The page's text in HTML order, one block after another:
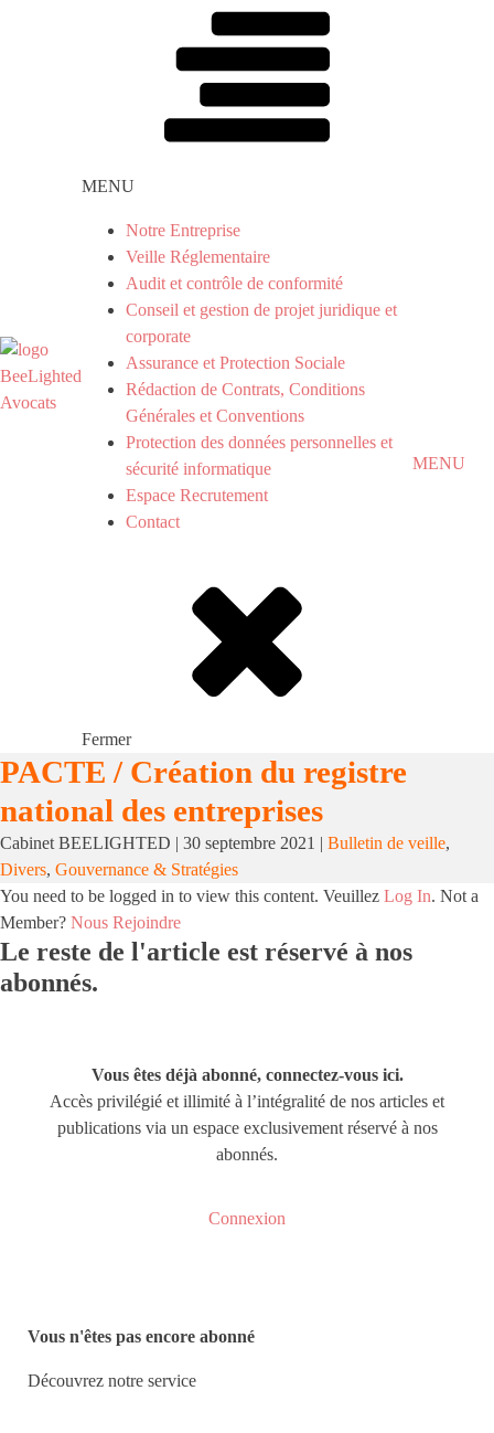
MENU
Notre Entreprise
Veille Réglementaire
Audit et contrôle de conformité
Conseil et gestion de projet juridique et
corporate
Assurance et Protection Sociale
Rédaction de Contrats, Conditions
Générales et Conventions
Protection des données personnelles et
sécurité informatique
Espace Recrutement
Contact
Fermer
MENU
PACTE / Création du registre
national des entreprises
Cabinet BEELIGHTED | 30 septembre 2021 | Bulletin de veille,
Divers, Gouvernance & Stratégies
You need to be logged in to view this content. Veuillez Log In. Not a
Member? Nous Rejoindre
Le reste de l'article est réservé à nos
abonnés.
Vous êtes déjà abonné, connectez-vous ici.
Accès privilégié et illimité à l’intégralité de nos articles et
publications via un espace exclusivement réservé à nos
abonnés.
Connexion
Vous n'êtes pas encore abonné
Découvrez notre service